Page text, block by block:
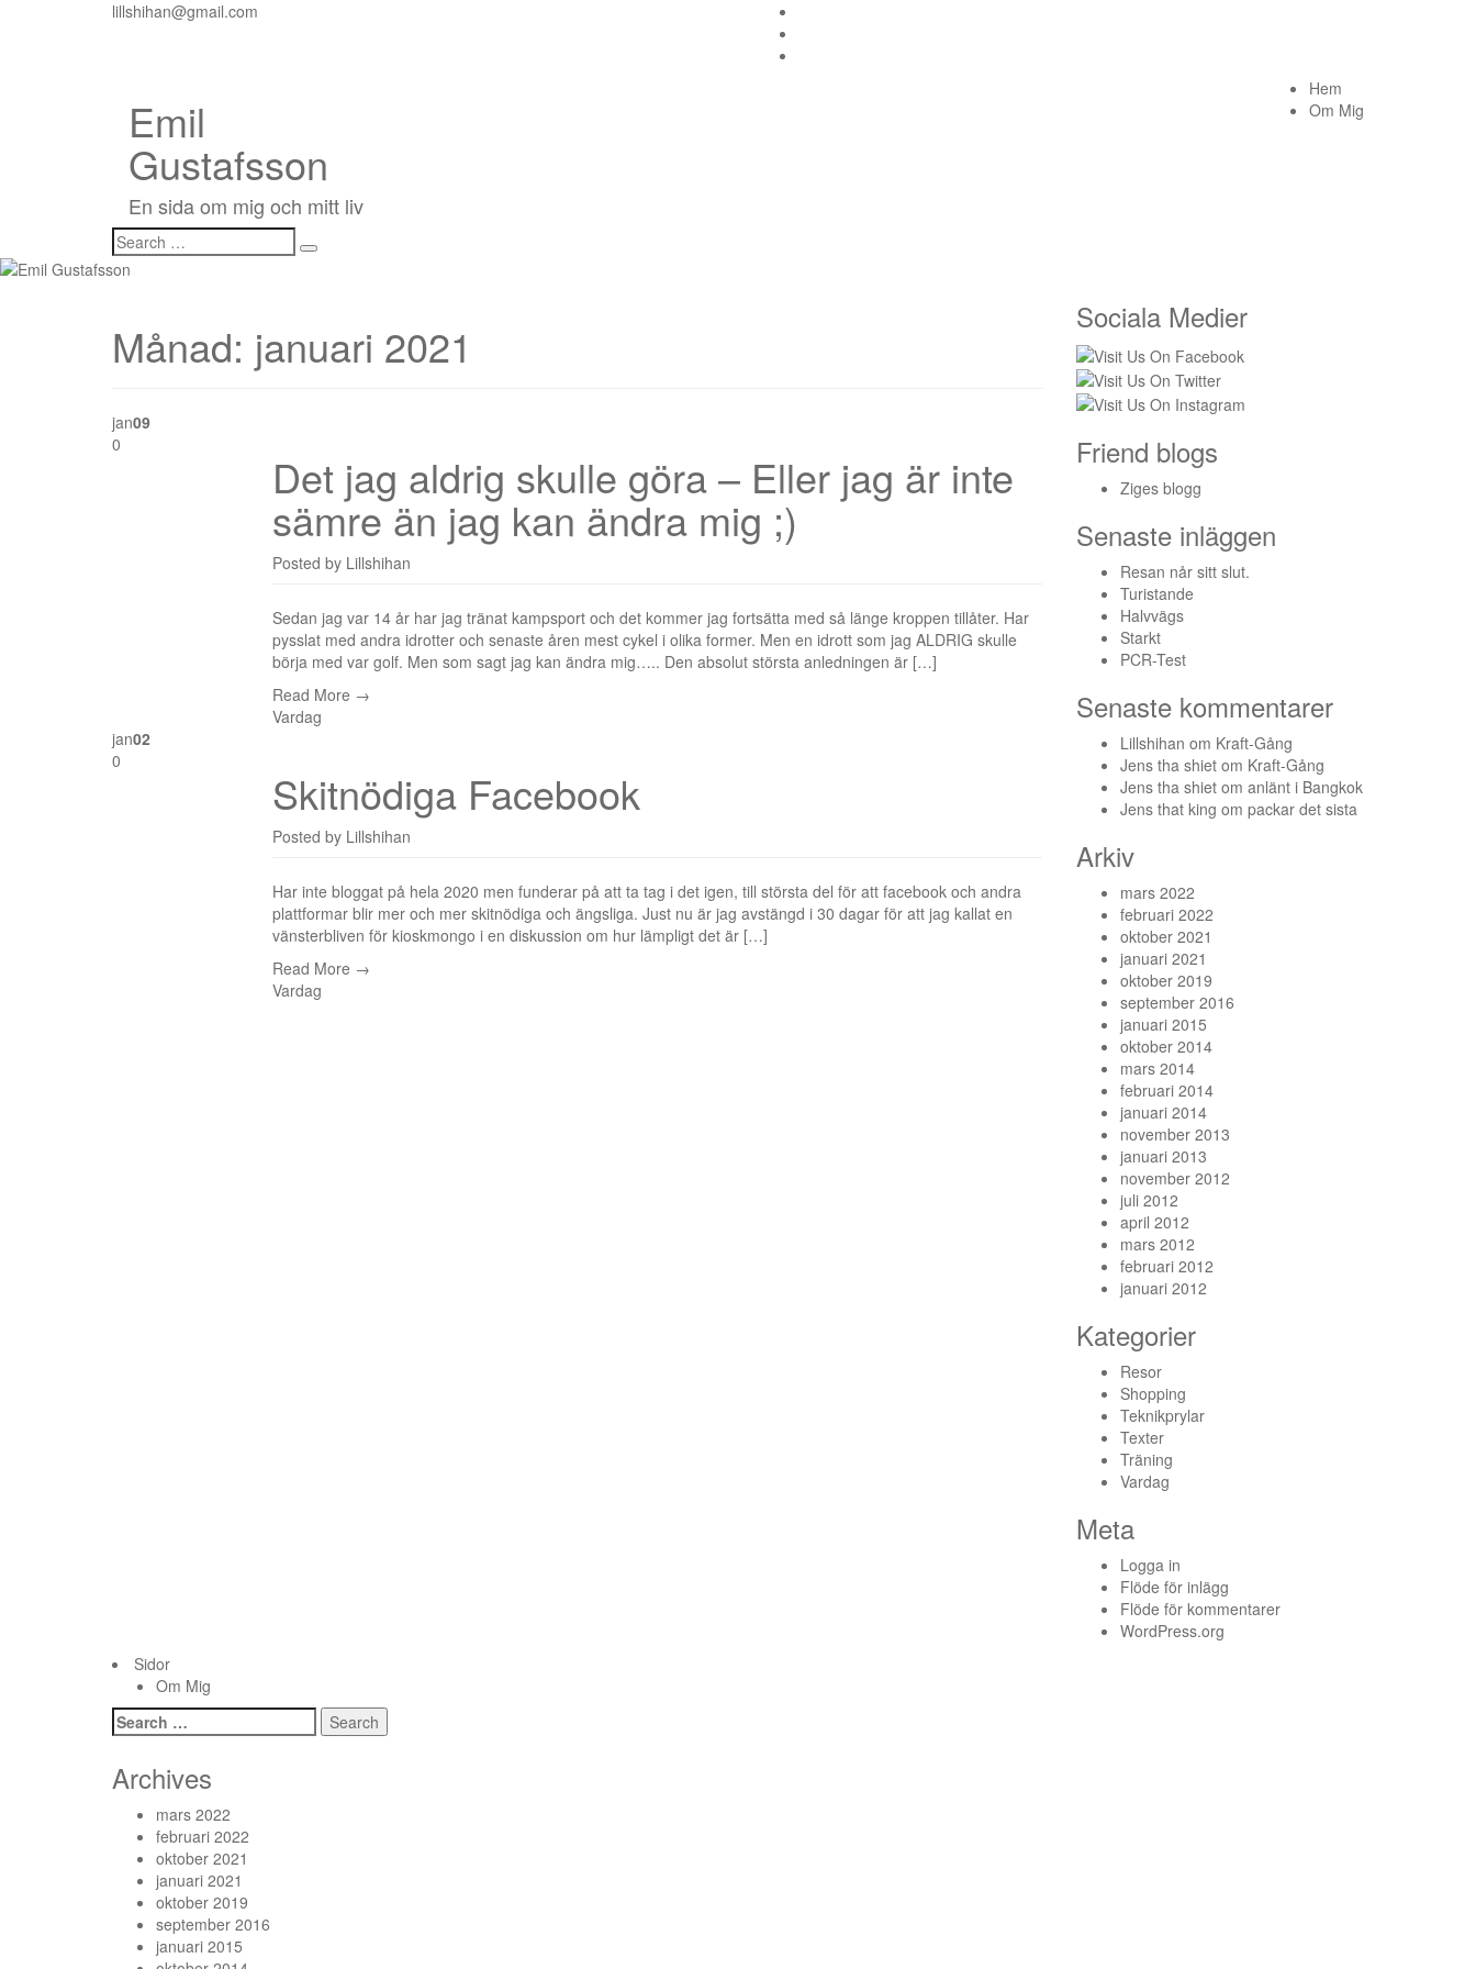
lillshihan@gmail.com
Emil
Gustafsson
En sida om mig och mitt liv
Hem
Om Mig
Månad: januari 2021
jan09
0
Det jag aldrig skulle göra – Eller jag är inte
sämre än jag kan ändra mig ;)
Posted by Lillshihan
Sedan jag var 14 år har jag tränat kampsport och det kommer jag fortsätta med så länge kroppen tillåter. Har
pysslat med andra idrotter och senaste åren mest cykel i olika former. Men en idrott som jag ALDRIG skulle
börja med var golf. Men som sagt jag kan ändra mig….. Den absolut största anledningen är […]
Read More →
Vardag
jan02
0
Skitnödiga Facebook
Posted by Lillshihan
Har inte bloggat på hela 2020 men funderar på att ta tag i det igen, till största del för att facebook och andra
plattformar blir mer och mer skitnödiga och ängsliga. Just nu är jag avstängd i 30 dagar för att jag kallat en
vänsterbliven för kioskmongo i en diskussion om hur lämpligt det är […]
Read More →
Vardag
Sociala Medier
Friend blogs
Ziges blogg
Senaste inläggen
Resan når sitt slut.
Turistande
Halvvägs
Starkt
PCR-Test
Senaste kommentarer
Lillshihan om Kraft-Gång
Jens tha shietom Kraft-Gång
Jens tha shietom anlänt i Bangkok
Jens that king om packar det sista
Arkiv
mars 2022
februari 2022
oktober 2021
januari 2021
oktober 2019
september 2016
januari 2015
oktober 2014
mars 2014
februari 2014
januari 2014
november 2013
januari 2013
november 2012
juli 2012
april 2012
mars 2012
februari 2012
januari 2012
Kategorier
Resor
Shopping
Teknikprylar
Texter
Träning
Vardag
Meta
Logga in
Flöde för inlägg
Flöde för kommentarer
WordPress.org
Sidor
Om Mig
Archives
mars 2022
februari 2022
oktober 2021
januari 2021
oktober 2019
september 2016
januari 2015